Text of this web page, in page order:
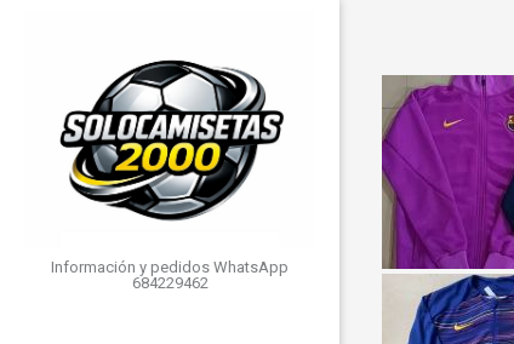
Información y pedidos WhatsApp
684229462